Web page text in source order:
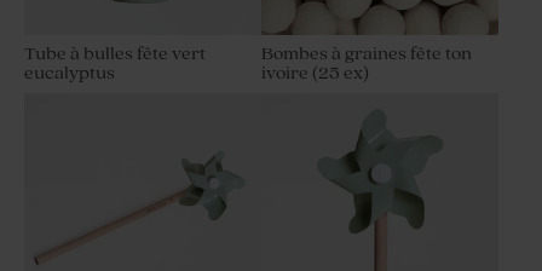
Tube à bulles fête vert
eucalyptus
Bombes à graines fête ton
ivoire (25 ex)